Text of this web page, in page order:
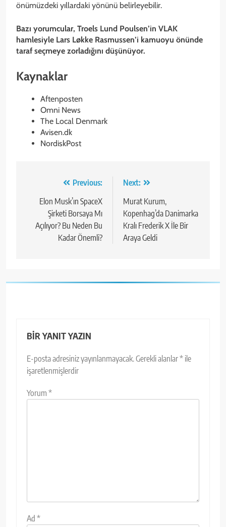
önümüzdeki yıllardaki yönünü belirleyebilir.
Bazı yorumcular, Troels Lund Poulsen’in VLAK
hamlesiyle Lars Løkke Rasmussen’i kamuoyu önünde
taraf seçmeye zorladığını düşünüyor.
Kaynaklar
Aftenposten
Omni News
The Local Denmark
Avisen.dk
NordiskPost
gezinmesi
Previous:
Elon Musk’ın SpaceX
Şirketi Borsaya Mı
Açılıyor? Bu Neden Bu
Kadar Önemli?
Next:
Murat Kurum,
Kopenhag’da Danimarka
Kralı Frederik X İle Bir
Araya Geldi
BIR YANIT YAZIN
E-posta adresiniz yayınlanmayacak.Gerekli alanlar* ile
işaretlenmişlerdir
Yorum *
Ad *